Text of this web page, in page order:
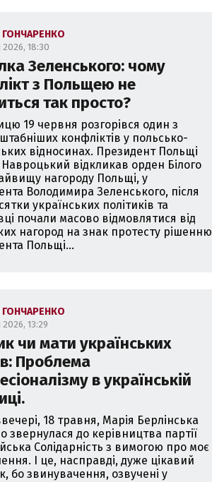
ГОНЧАРЕНКО
2026, 18:30
Зеленського: чому
з Польщею не
так просто?
19 червня розгорівся один з
конфліктів у польсько-
відносинах. Президент Польщі
відкликав орден Білого
нагороду Польщі, у
Володимира Зеленського, після
українських політиків та
почали масово відмовлятися від
нагород на знак протесту рішенню
Польщі...
ГОНЧАРЕНКО
13:29
чи мати українських
Проблема
в українській
18 травня, Марія Берлінська
звернулася до керівництва партії
Солідарність з вимогою про моє
І це, насправді, дуже цікавий
бо звинувачення, озвучені у